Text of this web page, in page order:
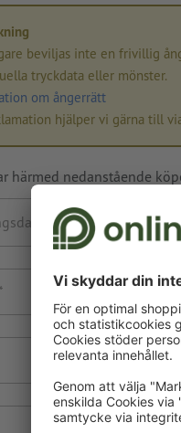
beviljas inte en frivillig
tryckdata eller mönster.
om ångerrätt
hjälper vi gärna till
härmed nedanstående